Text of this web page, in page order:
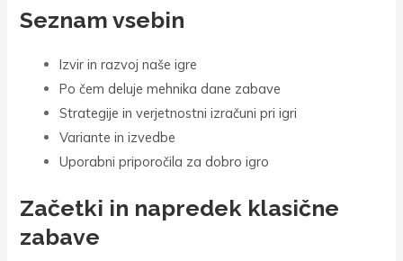
Seznam vsebin
Izvir in razvoj naše igre
Po čem deluje mehnika dane zabave
Strategije in verjetnostni izračuni pri igri
Variante in izvedbe
Uporabni priporočila za dobro igro
Začetki in napredek klasične
zabave